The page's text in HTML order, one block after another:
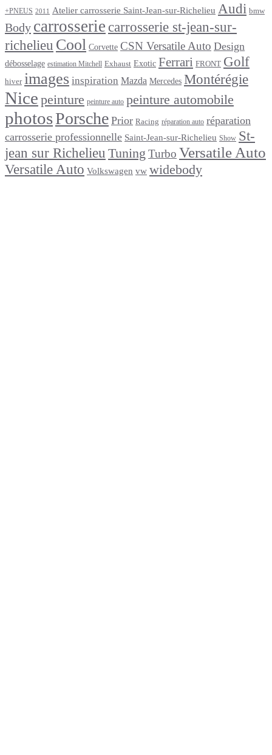
+PNEUS 2011 Atelier carrosserie Saint-Jean-sur-Richelieu Audi bmw
Body carrosserie carrosserie st-jean-sur-
richelieu Cool Corvette CSN Versatile Auto Design
débosselage estimation Mitchell Exhaust Exotic Ferrari FRONT Golf
hiver images inspiration Mazda Mercedes Montérégie
Nice peinture peinture auto peinture automobile
photosPorsche Prior Racing réparation auto réparation
carrosserie professionnelle Saint-Jean-sur-Richelieu Show St-
jean sur Richelieu Tuning Turbo Versatile Auto
Versatile Auto Volkswagen vw widebody